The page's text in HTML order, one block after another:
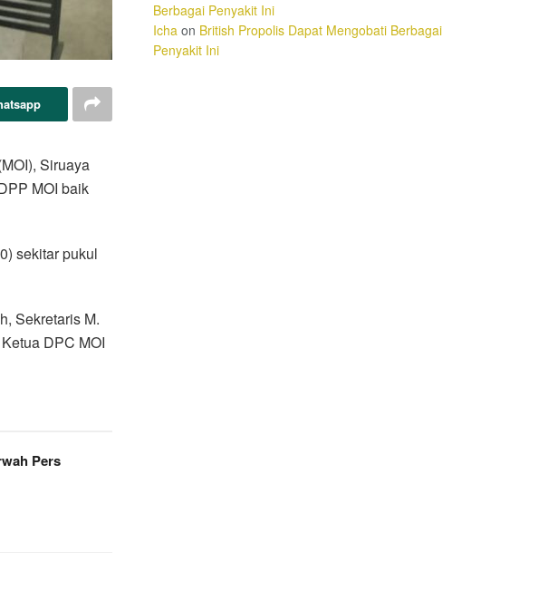
Siruaya
MOI baik
sekitar pukul
Sekretaris M.
DPC MOI
Pers
Berbagai Penyakit Ini
Icha on British Propolis Dapat Mengobati Berbagai
Penyakit Ini